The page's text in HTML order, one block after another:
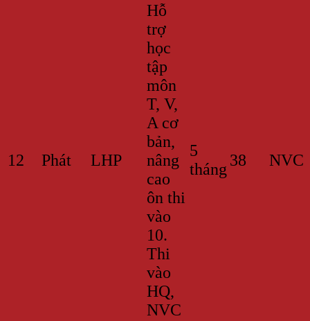
12 Phát LHP
Hỗ
trợ
học
tập
môn
T, V,
A cơ
bản,
nâng
cao
ôn thi
vào
10.
Thi
vào
HQ,
NVC
5
tháng 38 NVC